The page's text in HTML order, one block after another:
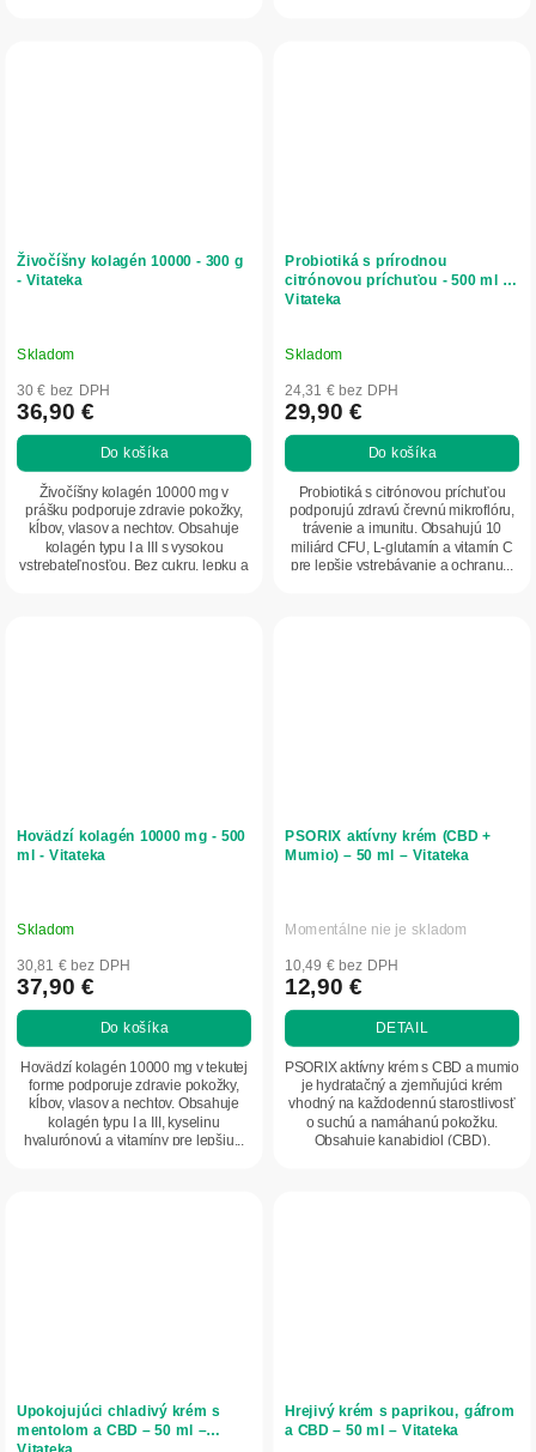
Živočíšny kolagén 10000 - 300 g
- Vitateka
Skladom
30 € bez DPH
36,90 €
Do košíka
Živočíšny kolagén 10000 mg v
prášku podporuje zdravie pokožky,
kĺbov, vlasov a nechtov. Obsahuje
kolagén typu I a III s vysokou
vstrebateľnosťou. Bez cukru, lepku a
Probiotiká s prírodnou
citrónovou príchuťou - 500 ml -
Vitateka
Skladom
24,31 € bez DPH
29,90 €
Do košíka
Probiotiká s citrónovou príchuťou
podporujú zdravú črevnú mikroflóru,
trávenie a imunitu. Obsahujú 10
miliárd CFU, L-glutamín a vitamín C
pre lepšie vstrebávanie a ochranu...
Hovädzí kolagén 10000 mg - 500
ml - Vitateka
Skladom
30,81 € bez DPH
37,90 €
Do košíka
Hovädzí kolagén 10000 mg v tekutej
forme podporuje zdravie pokožky,
kĺbov, vlasov a nechtov. Obsahuje
kolagén typu I a III, kyselinu
hyalurónovú a vitamíny pre lepšiu...
PSORIX aktívny krém (CBD +
Mumio) – 50 ml – Vitateka
Momentálne nie je skladom
10,49 € bez DPH
12,90 €
DETAIL
PSORIX aktívny krém s CBD a mumio
je hydratačný a zjemňujúci krém
vhodný na každodennú starostlivosť
o suchú a namáhanú pokožku.
Obsahuje kanabidiol (CBD),
Upokojujúci chladivý krém s
mentolom a CBD – 50 ml –
Hrejivý krém s paprikou, gáfrom
a CBD – 50 ml – Vitateka